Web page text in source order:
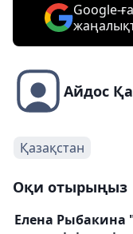
Google-
Айдос
Қазақстан
Оқи отырыңыз
Елена Рыбакина